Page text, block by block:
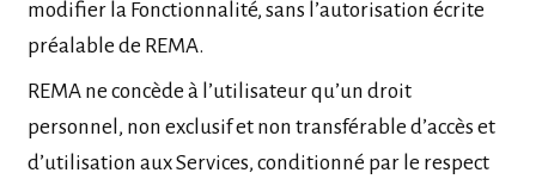
modifier la Fonctionnalité, sans l’autorisation écrite
préalable de REMA.
REMA ne concède à l’utilisateur qu’un droit
personnel, non exclusif et non transférable d’accès et
d’utilisation aux Services, conditionné par le respect